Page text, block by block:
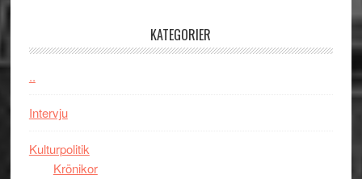
kan
KATEGORIER
..
Intervju
Kulturpolitik
Krönikor